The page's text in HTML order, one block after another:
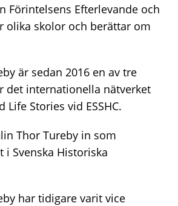
Förintelsens Efterlevande och
olika skolor och berättar om
är sedan 2016 en av tre
det internationella nätverket
Life Stories vid ESSHC.
Thor Tureby in som
i Svenska Historiska
har tidigare varit vice